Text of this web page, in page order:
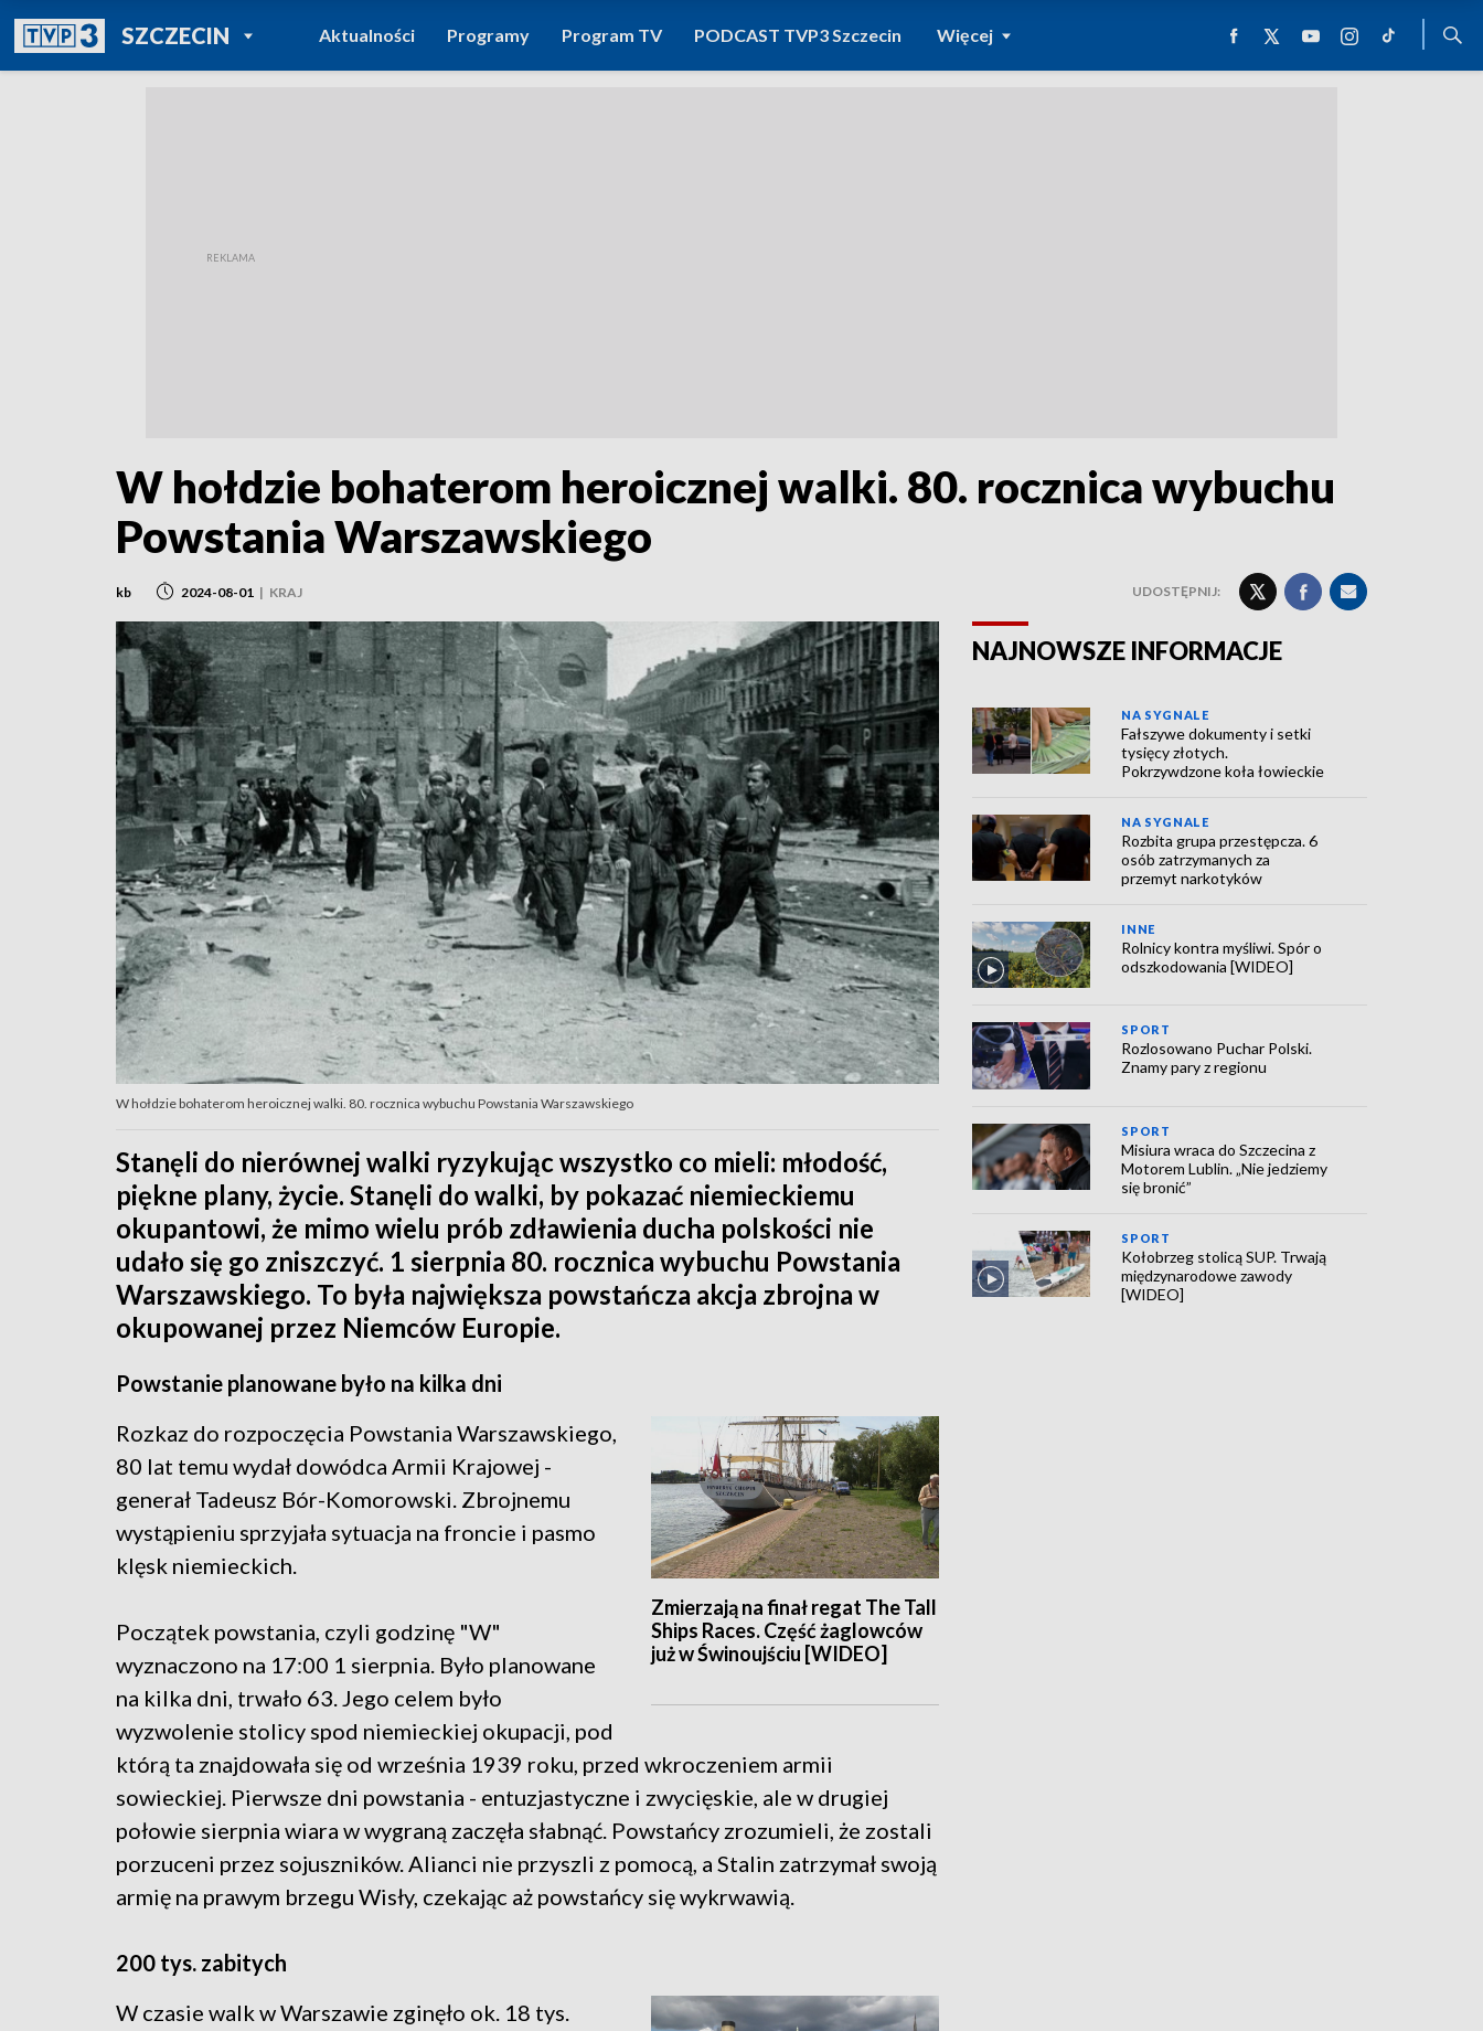
SZCZECINPOWRÓT DO
TVP REGIONY
Aktualności Programy Program TV PODCAST TVP3 Szczecin Więcej
W hołdzie bohaterom heroicznej walki. 80. rocznica wybuchu
Powstania Warszawskiego
kb 2024-08-01 | KRAJ UDOSTĘPNIJ:
W hołdzie bohaterom heroicznej walki. 80. rocznica wybuchu Powstania Warszawskiego
Stanęli do nierównej walki ryzykując wszystko co mieli: młodość,
piękne plany, życie. Stanęli do walki, by pokazać niemieckiemu
okupantowi, że mimo wielu prób zdławienia ducha polskości nie
udało się go zniszczyć. 1 sierpnia 80. rocznica wybuchu Powstania
Warszawskiego. To była największa powstańcza akcja zbrojna w
okupowanej przez Niemców Europie.
Powstanie planowane było na kilka dni
Zmierzają na finał regat The Tall
Ships Races. Część żaglowców
już w Świnoujściu [WIDEO]
Rozkaz do rozpoczęcia Powstania Warszawskiego,
80 lat temu wydał dowódca Armii Krajowej -
generał Tadeusz Bór-Komorowski. Zbrojnemu
wystąpieniu sprzyjała sytuacja na froncie i pasmo
klęsk niemieckich.
Początek powstania, czyli godzinę "W"
wyznaczono na 17:00 1 sierpnia. Było planowane
na kilka dni, trwało 63. Jego celem było
wyzwolenie stolicy spod niemieckiej okupacji, pod
którą ta znajdowała się od września 1939 roku, przed wkroczeniem armii
sowieckiej. Pierwsze dni powstania - entuzjastyczne i zwycięskie, ale w drugiej
połowie sierpnia wiara w wygraną zaczęła słabnąć. Powstańcy zrozumieli, że zostali
porzuceni przez sojuszników. Alianci nie przyszli z pomocą, a Stalin zatrzymał swoją
armię na prawym brzegu Wisły, czekając aż powstańcy się wykrwawią.
200 tys. zabitych
W czasie walk w Warszawie zginęło ok. 18 tys.
NAJNOWSZE INFORMACJE
NA SYGNALE
Fałszywe dokumenty i setki
tysięcy złotych.
Pokrzywdzone koła łowieckie
NA SYGNALE
Rozbita grupa przestępcza. 6
osób zatrzymanych za
przemyt narkotyków
INNE
Rolnicy kontra myśliwi. Spór o
odszkodowania [WIDEO]
SPORT
Rozlosowano Puchar Polski.
Znamy pary z regionu
SPORT
Misiura wraca do Szczecina z
Motorem Lublin. „Nie jedziemy
się bronić”
SPORT
Kołobrzeg stolicą SUP. Trwają
międzynarodowe zawody
[WIDEO]